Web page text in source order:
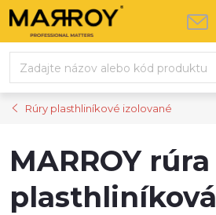
Prejsť
na
Rúry plasthliníkové izolované
MARROY rúra
plasthliníková